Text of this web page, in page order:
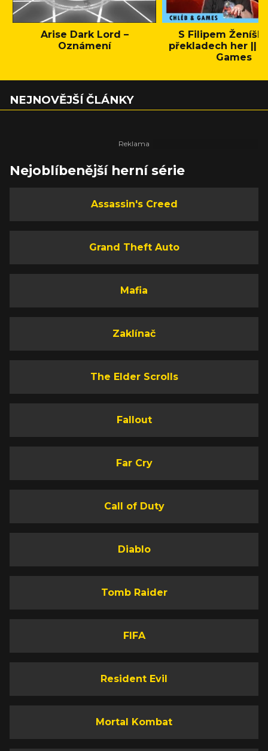
Arise Dark Lord –
Oznámení
S Filipem
překladech her ||
Games
NEJNOVĚJŠÍ ČLÁNKY
Nejoblíbenější herní série
Assassin's Creed
Grand Theft Auto
Mafia
Zaklínač
The Elder Scrolls
Fallout
Far Cry
Call of Duty
Diablo
Tomb Raider
FIFA
Resident Evil
Mortal Kombat